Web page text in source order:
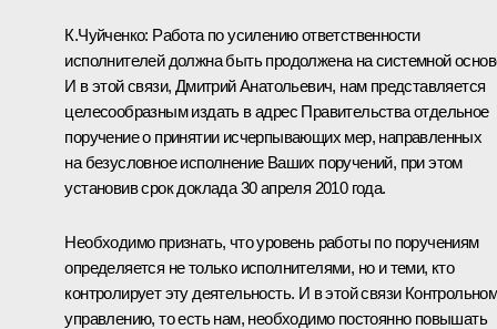
К.Чуйченко: Работа по усилению ответственности
исполнителей должна быть продолжена на системной
И в этой связи, Дмитрий Анатольевич, нам представляется
целесообразным издать в адрес Правительства отдельное
поручение о принятии исчерпывающих мер, направленных
на безусловное исполнение Ваших поручений, при этом
установив срок доклада 30 апреля 2010 года.
Необходимо признать, что уровень работы по поручениям
определяется не только исполнителями, но и теми, кто
контролирует эту деятельность. И в этой связи
управлению, то есть нам, необходимо постоянно повышать